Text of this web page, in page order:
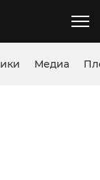
Медиа